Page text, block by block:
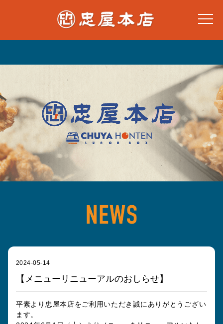
2024-05-14
【メニューリニューアルのおしらせ】
平素より忠屋本店をご利用いただき誠にありがとうござい
ます。